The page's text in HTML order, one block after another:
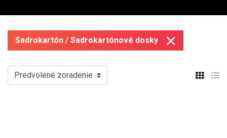
Sadrokartón / Sadrokartónové dosky
Predvolené zoradenie